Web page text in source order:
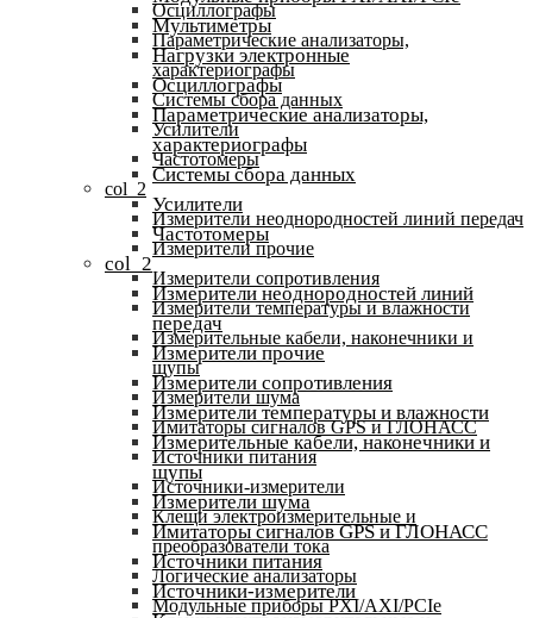
Осциллографы
Параметрические анализаторы,
характериографы
Системы сбора данных
Усилители
Частотомеры
col_2
Измерители неоднородностей линий передач
Измерители прочие
Измерители сопротивления
Измерители температуры и влажности
Измерительные кабели, наконечники и
щупы
Измерители шума
Имитаторы сигналов GPS и ГЛОНАСС
Источники питания
Источники-измерители
Клещи электроизмерительные и
преобразователи тока
Логические анализаторы
Модульные приборы PXI/AXI/PCIe
Мультиметры
Нагрузки электронные
Осциллографы
Параметрические анализаторы,
характериографы
Системы сбора данных
Усилители
Частотомеры
col_2
Измерители неоднородностей линий
передач
Измерители прочие
Измерители сопротивления
Измерители температуры и влажности
Измерительные кабели, наконечники и
щупы
Измерители шума
Имитаторы сигналов GPS и ГЛОНАСС
Источники питания
Источники-измерители